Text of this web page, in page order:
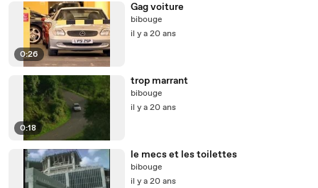
0:26
Gag voiture
bibouge
il y a 20 ans
0:18
trop marrant
bibouge
il y a 20 ans
le mecs et les toilettes
bibouge
il y a 20 ans